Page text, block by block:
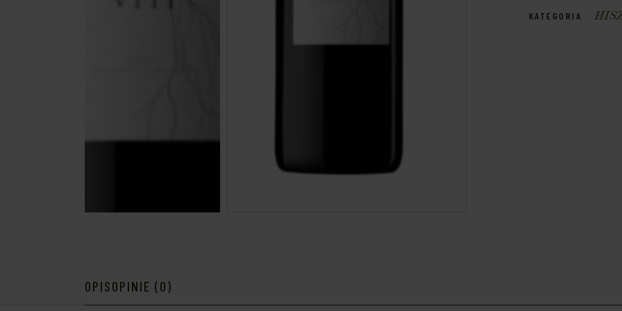
KATEGORIA
OPISOPINIE (0)